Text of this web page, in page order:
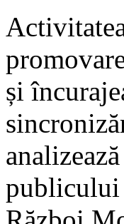
și
publicului